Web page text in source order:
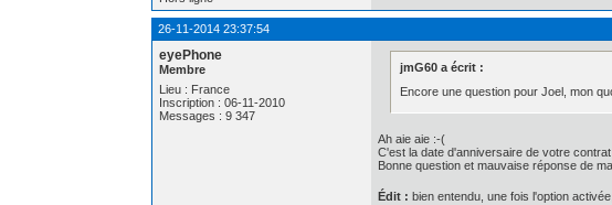
26-11-2014 23:37:54
eyePhone
Membre
Lieu : France
Inscription : 06-11-2010
Messages : 9 347
jmG60 a écrit :
Encore une question pour Joel, mon
Ah aie aie :-(
C'est la date d'anniversaire de votre
Bonne question et mauvaise réponse de
Édit : bien entendu, une fois l'option